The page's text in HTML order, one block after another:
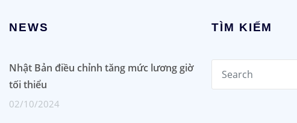
NEWS
Nhật Bản điều chỉnh tăng mức lương giờ
tối thiểu
02/10/2024
TÌM KIẾM